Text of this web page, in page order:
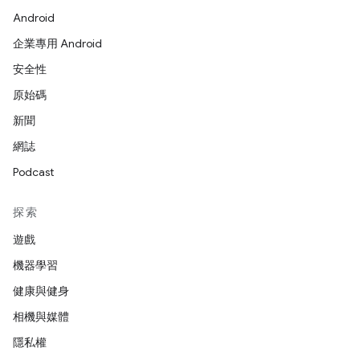
Android
企業專用 Android
安全性
原始碼
新聞
網誌
Podcast
探索
遊戲
機器學習
健康與健身
相機與媒體
隱私權